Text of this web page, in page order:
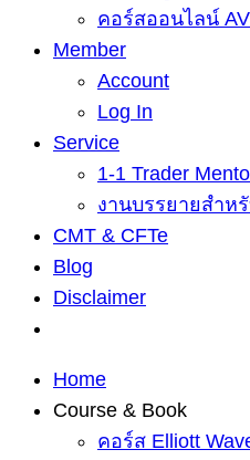
คอร์สออนไลน์
Member
Account
Log In
Service
1-1 Trader
งานบรรยายสำห
CMT & CFTe
Blog
Disclaimer
Home
Course & Book
คอร์ส Elliott